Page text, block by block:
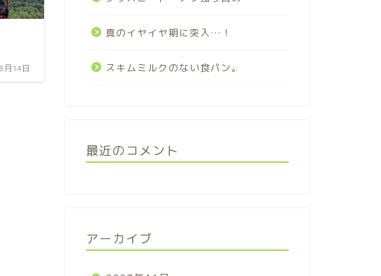
14日
真のイヤイヤ期に突入…！
スキムミルクのない食パン。
最近のコメント
アーカイブ